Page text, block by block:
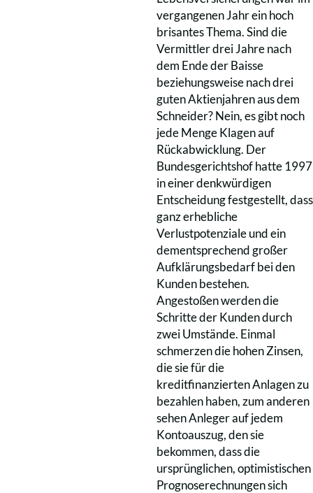
vergangenen Jahr ein hoch
brisantes Thema. Sind die
Vermittler drei Jahre nach
dem Ende der Baisse
beziehungsweise nach drei
guten Aktienjahren aus dem
Schneider? Nein, es gibt noch
jede Menge Klagen auf
Rückabwicklung. Der
Bundesgerichtshof hatte 1997
in einer denkwürdigen
Entscheidung festgestellt, dass
ganz erhebliche
Verlustpotenziale und ein
dementsprechend großer
Aufklärungsbedarf bei den
Kunden bestehen.
Angestoßen werden die
Schritte der Kunden durch
zwei Umstände. Einmal
schmerzen die hohen Zinsen,
die sie für die
kreditfinanzierten Anlagen zu
bezahlen haben, zum anderen
sehen Anleger auf jedem
Kontoauszug, den sie
bekommen, dass die
ursprünglichen, optimistischen
Prognoserechnungen sich